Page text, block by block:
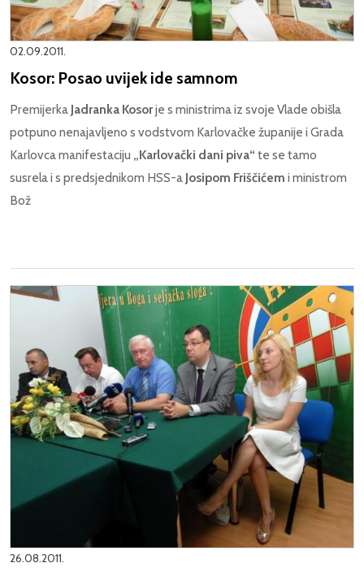
02.09.2011.
Kosor: Posao uvijek ide samnom
Premijerka Jadranka Kosorje s ministrima iz svoje Vlade obišla
potpuno nenajavljeno s vodstvom Karlovačke županije i Grada
Karlovca manifestaciju „Karlovački dani piva“ te se tamo
susrela i s predsjednikom HSS-a Josipom Friščićem i ministrom
Bož
26.08.2011.